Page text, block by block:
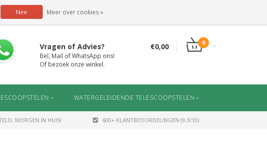
Vragen of Advies?
Bel, Mail of WhatsApp ons!
Of bezoek onze winkel.
€0,00 0
WATERGELEIDENDE TELESCOOPSTELEN
MORGEN IN HUIS! 600+ KLANTBEOORDELINGEN (9.3/10)
Nee Meer over cookies »